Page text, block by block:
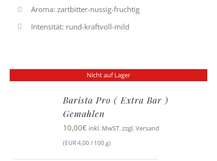
Aroma: zartbitter-nussig-fruchtig
Intensität: rund-kraftvoll-mild
Nicht auf Lager
Barista Pro ( Extra Bar )
Gemahlen
10,00€ inkl. MwST. zzgl. Versand
(EUR 4,00 / 100 g)